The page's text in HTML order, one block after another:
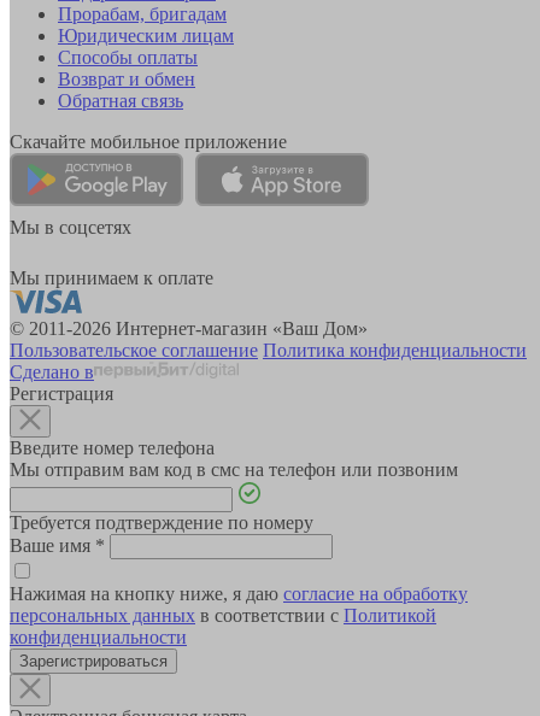
Прорабам, бригадам
Юридическим лицам
Способы оплаты
Возврат и обмен
Обратная связь
Скачайте мобильное приложение
Мы в соцсетях
Мы принимаем к оплате
© 2011-2026 Интернет-магазин «Ваш Дом»
Пользовательское соглашение Политика конфиденциальности
Сделано в
Регистрация
Введите номер телефона
Мы отправим вам код в смс на телефон или позвоним
Требуется подтверждение по номеру
Ваше имя *
Нажимая на кнопку ниже, я даю согласие на обработку
персональных данных в соответствии с Политикой
конфиденциальности
Зарегистрироваться